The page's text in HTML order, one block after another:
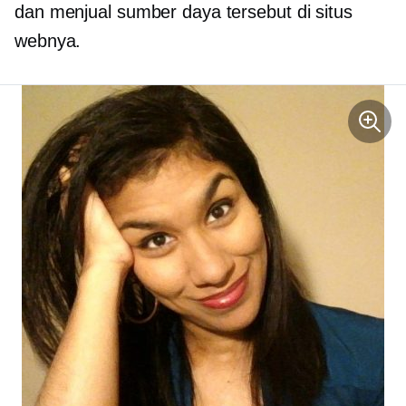
dan menjual sumber daya tersebut di situs
webnya.